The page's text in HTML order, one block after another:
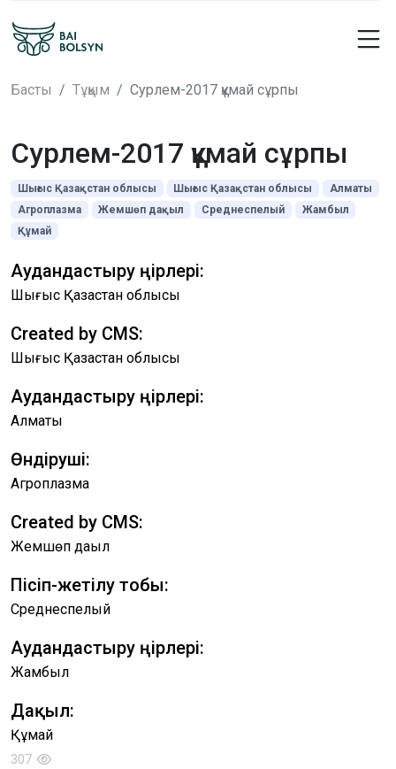
Басты Тұқым Сурлем-2017 құмай сұрпы
Сурлем-2017 құмай сұрпы
Шығыс Қазақстан облысы Шығыс Қазақстан облысы
Алматы
Агроплазма
Жемшөп дақыл Среднеспелый
Жамбыл
Құмай
Аудандастыру өңірлері:
Шығыс Қазақстан облысы
Created by CMS:
Шығыс Қазақстан облысы
Аудандастыру өңірлері:
Алматы
Өндіруші:
Агроплазма
Created by CMS:
Жемшөп дақыл
Пісіп-жетілу тобы:
Среднеспелый
Аудандастыру өңірлері:
Жамбыл
Дақыл:
Құмай
307